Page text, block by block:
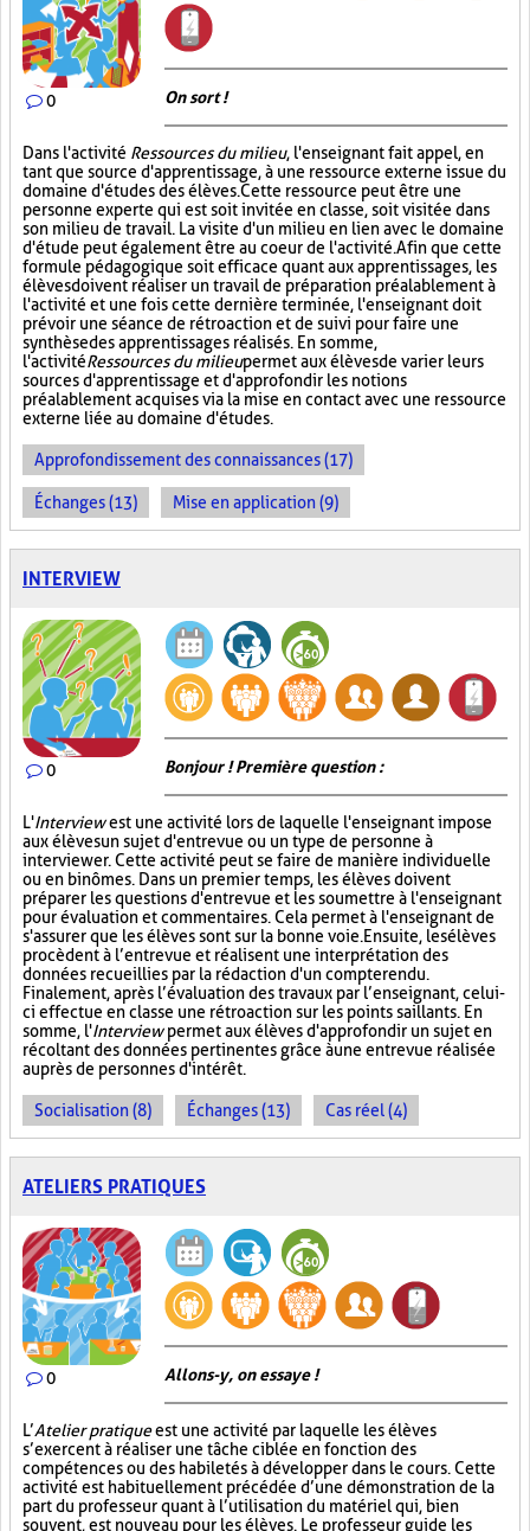
0 On sort !
Dans l'activité Ressources du milieu, l'enseignant fait appel, en
tant que source d'apprentissage, à une ressource externe issue du
domaine d'études des élèves. Cette ressource peut être une
personne experte qui est soit invitée en classe, soit visitée dans
son milieu de travail. La visite d'un milieu en lien avec le domaine
d'étude peut également être au coeur de l'activité. Afin que cette
formule pédagogique soit efficace quant aux apprentissages, les
élèves doivent réaliser un travail de préparation préalablement à
l'activité et une fois cette dernière terminée, l'enseignant doit
prévoir une séance de rétroaction et de suivi pour faire une
synthèse des apprentissages réalisés. En somme,
l'activitéRessources du milieupermet aux élèves de varier leurs
sources d'apprentissage et d'approfondir les notions
préalablement acquises via la mise en contact avec une ressource
externe liée au domaine d'études.
Approfondissement des connaissances (17)
Échanges (13) Mise en application (9)
INTERVIEW
0 Bonjour ! Première question :
L'Interviewest une activité lors de laquelle l'enseignant impose
aux élèves un sujet d'entrevue ou un type de personne à
interviewer. Cette activité peut se faire de manière individuelle
ou en binômes. Dans un premier temps, les élèves doivent
préparer les questions d'entrevue et les soumettre à l'enseignant
pour évaluation et commentaires. Cela permet à l'enseignant de
s'assurer que les élèves sont sur la bonne voie. Ensuite, les élèves
procèdent à l’entrevue et réalisent une interprétation des
données recueillies par la rédaction d'un compte rendu.
Finalement, après l’évaluation des travaux par l’enseignant, celui-
ci effectue en classe une rétroaction sur les points saillants. En
somme, l'Interviewpermet aux élèves d'approfondir un sujet en
récoltant des données pertinentes grâce à une entrevue réalisée
auprès de personnes d'intérêt.
Socialisation (8) Échanges (13) Cas réel (4)
ATELIERS PRATIQUES
0 Allons-y, on essaye !
L’Atelier pratiqueest une activité par laquelle les élèves
s’exercent à réaliser une tâche ciblée en fonction des
compétences ou des habiletés à développer dans le cours. Cette
activité est habituellement précédée d’une démonstration de la
part du professeur quant à l’utilisation du matériel qui, bien
souvent, est nouveau pour les élèves. Le professeur guide les